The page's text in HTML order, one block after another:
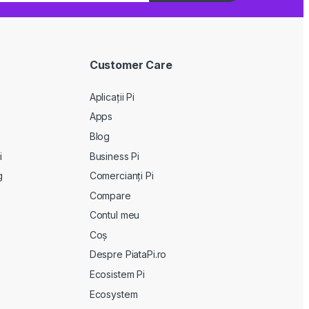
Customer Care
Aplicații Pi
Apps
Blog
Business Pi
Comercianți Pi
Compare
Contul meu
Coș
Despre PiataPi.ro
Ecosistem Pi
Ecosystem